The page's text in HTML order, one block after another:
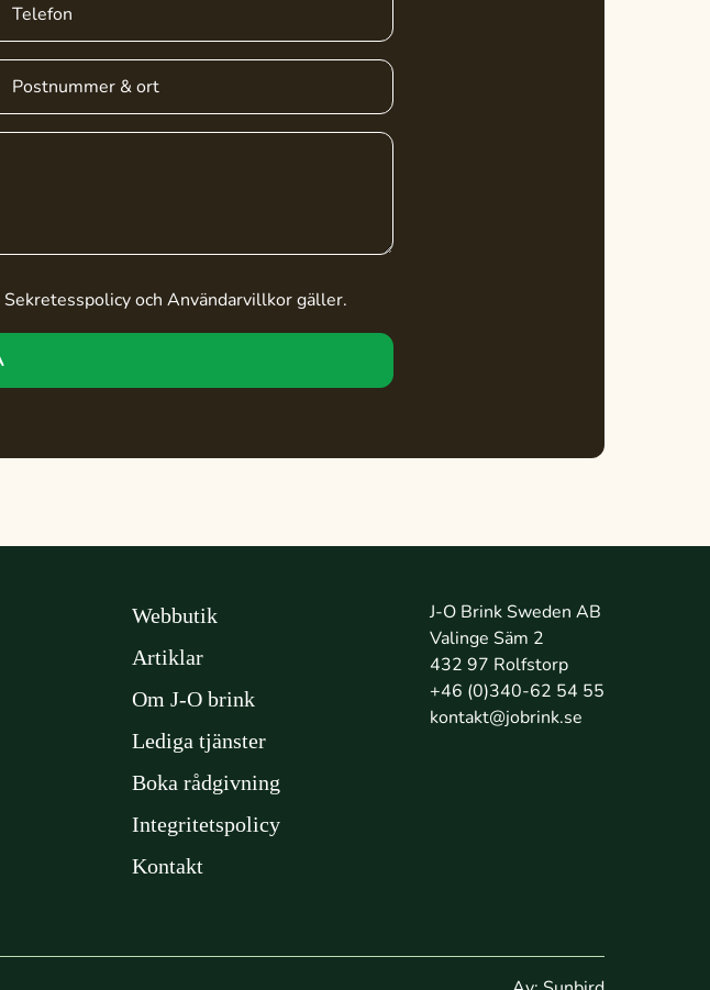
Sekretesspolicyoch Användarvillkorgäller.
Webbutik
Artiklar
Om J-O brink
Lediga tjänster
Boka rådgivning
Integritetspolicy
Kontakt
J-O Brink Sweden AB
Valinge Säm 2
432 97 Rolfstorp
+46 (0)340-62 54 55
kontakt@jobrink.se